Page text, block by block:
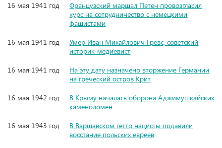
16 мая 1941 год
Французский маршал Петен провозгласил
курс на сотрудничество с немецкими
фашистами
16 мая 1941 год
Умер Иван Михайлович Гревс, советский
историк-медиевист
16 мая 1941 год
На эту дату назначено вторжение Германии
на греческий остров Крит
16 мая 1942 год
В Крыму началась оборона Аджимушкайских
каменоломен
16 мая 1943 год
В Варшавском гетто нацисты подавили
восстание польских евреев